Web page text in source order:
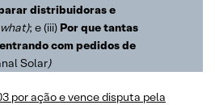
distribuidoras e
; e (iii) Por que tantas
com pedidos de
Solar)
por ação e vence disputa pela